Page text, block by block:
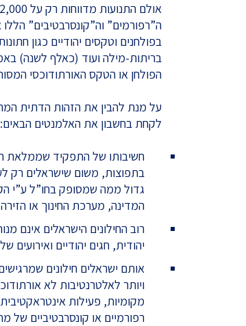
ה”רפורמים” וה”קונסרבטיבים”
בריתות-מילה ועוד (כאלף לשנה)
הפולחן או הטקס האורתודוכסי
על מנת להבין את הזהות הדתית
לקחת בחשבון את האלמנטים הבאים:
חשיבותו של התפקיד שממלאת
בתפוצות, משום שישראלים רק
גדול ממה שמסופק בחו”ל ע”י
המדינה, מערכת החינוך או הזירה
רוב החילונים הישראלים אינם
יהודית, חגים יהודיים ואירועים
אותם ישראלים חילונים
ויותר לאלטרנטיבות לא
מקומיות, פעילות
רפורמיים או קונסרבטיביים של